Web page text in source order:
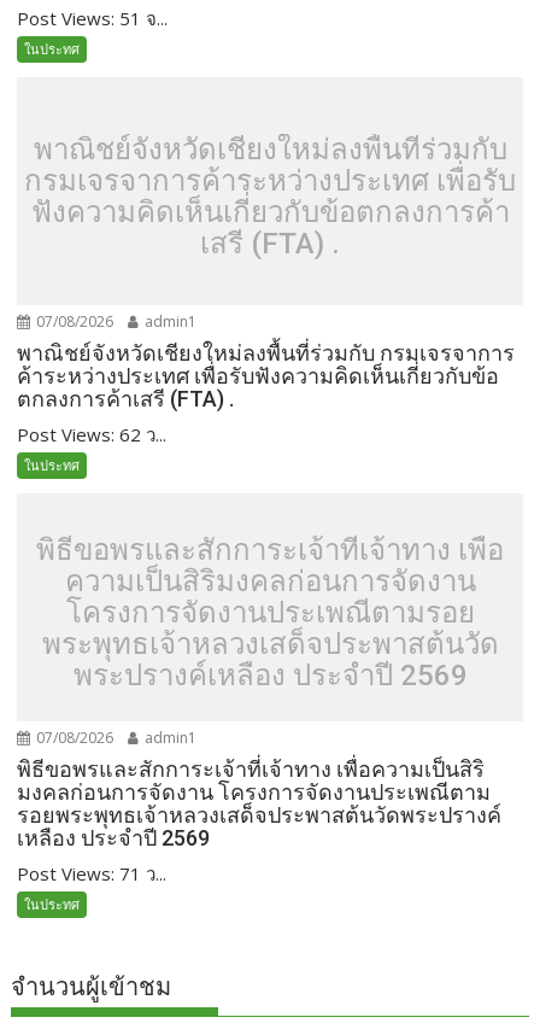
Post Views: 51 จ...
ในประทศ
พาณิชย์จังหวัดเชียงใหม่ลงพื้นที่ร่วมกับ
กรมเจรจาการค้าระหว่างประเทศ เพื่อรับ
ฟังความคิดเห็นเกี่ยวกับข้อตกลงการค้า
เสรี (FTA) .
07/08/2026 admin1
พาณิชย์จังหวัดเชียงใหม่ลงพื้นที่ร่วมกับ กรมเจรจาการ
ค้าระหว่างประเทศ เพื่อรับฟังความคิดเห็นเกี่ยวกับข้อ
ตกลงการค้าเสรี (FTA) .
Post Views: 62 ว...
ในประทศ
พิธีขอพรและสักการะเจ้าที่เจ้าทาง เพื่อ
ความเป็นสิริมงคลก่อนการจัดงาน
โครงการจัดงานประเพณีตามรอย
พระพุทธเจ้าหลวงเสด็จประพาสต้นวัด
พระปรางค์เหลือง ประจำปี 2569
07/08/2026 admin1
พิธีขอพรและสักการะเจ้าที่เจ้าทาง เพื่อความเป็นสิริ
มงคลก่อนการจัดงาน โครงการจัดงานประเพณีตาม
รอยพระพุทธเจ้าหลวงเสด็จประพาสต้นวัดพระปรางค์
เหลือง ประจำปี 2569
Post Views: 71 ว...
ในประทศ
จำนวนผู้เข้าชม